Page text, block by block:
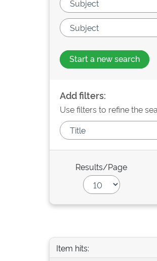
Start a new search
Add filters:
Use filters to refine the
Results/Page
Item hits: